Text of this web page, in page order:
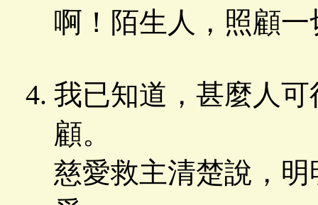
啊！陌生人，照顧一
我已知道，甚麼人
顧。
慈愛救主清楚說，